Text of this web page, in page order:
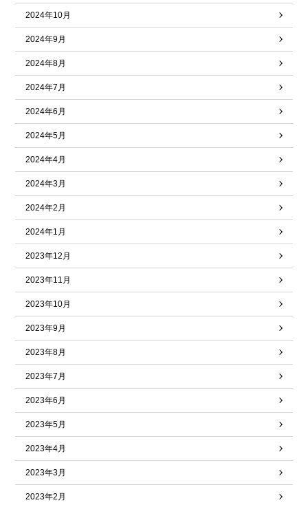
2024年10月
2024年9月
2024年8月
2024年7月
2024年6月
2024年5月
2024年4月
2024年3月
2024年2月
2024年1月
2023年12月
2023年11月
2023年10月
2023年9月
2023年8月
2023年7月
2023年6月
2023年5月
2023年4月
2023年3月
2023年2月